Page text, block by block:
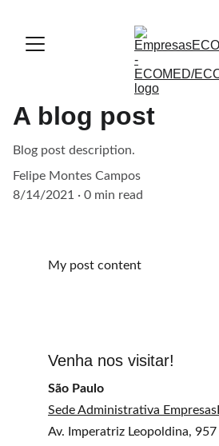
A blog post
Blog post description.
Felipe Montes Campos
8/14/2021
0 min read
My post content
Venha nos visitar!
São Paulo
Sede Administrativa
Av. Imperatriz Leopoldina,